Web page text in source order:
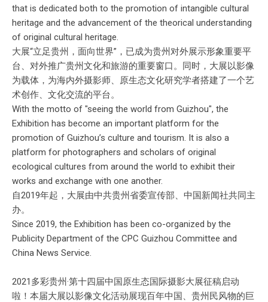
that is dedicated both to the promotion of intangible cultural
heritage and the advancement of the theorical understanding
of original cultural heritage.
大展“立足贵州，面向世界”，已成为贵州对外展示形象重要平
台、对外推广贵州文化和旅游的重要窗口。同时，大展以影像
为载体，为海内外摄影师、原生态文化研究学者搭建了一个艺
术创作、文化交流的平台。
With the motto of "seeing the world from Guizhou", the
Exhibition has become an important platform for the
promotion of Guizhou’s culture and tourism. It is also a
platform for photographers and scholars of original
ecological cultures from around the world to exhibit their
works and exchange with one another.
自2019年起，大展由中共贵州省委宣传部、中国新闻社共同主
办。
Since 2019, the Exhibition has been co-organized by the
Publicity Department of the CPC Guizhou Committee and
China News Service.
2021多彩贵州·第十四届中国原生态国际摄影大展征稿启动
啦！本届大展以影像文化活动展现百年中国、贵州民风物的巨